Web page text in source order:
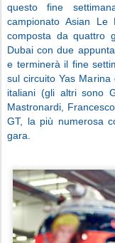
questo fine
campionato Asian Le
composta da quattro
Dubai con due
e terminerà il fine
sul circuito Yas
italiani (gli altri sono
Mastronardi,
GT, la più numerosa
gara.